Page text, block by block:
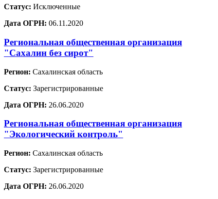
Статус: Исключенные
Дата ОГРН: 06.11.2020
Региональная общественная организация
"Сахалин без сирот"
Регион: Сахалинская область
Статус: Зарегистрированные
Дата ОГРН: 26.06.2020
Региональная общественная организация
"Экологический контроль"
Регион: Сахалинская область
Статус: Зарегистрированные
Дата ОГРН: 26.06.2020